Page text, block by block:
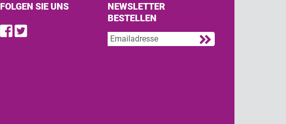
FOLGEN SIE UNS
Find us on Facebook
Follow us on Twitter
NEWSLETTER
BESTELLEN